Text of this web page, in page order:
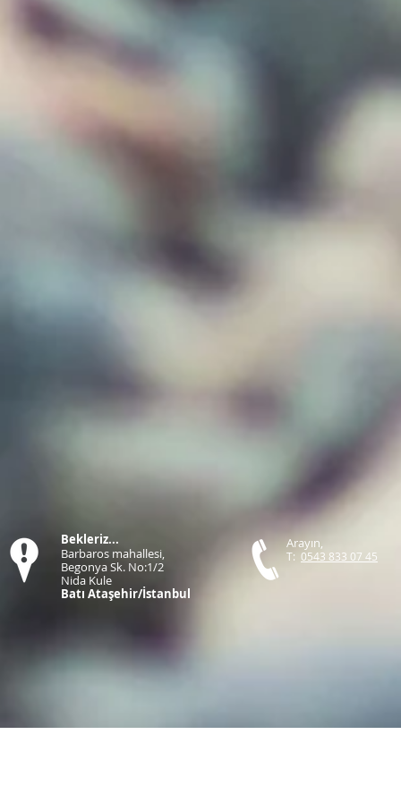
Bekleriz...
Barbaros mahallesi,
Begonya Sk. No:1/2
Nida Kule
Batı Ataşehir/İstanbul
Arayın,
T: 0543 833 07 45